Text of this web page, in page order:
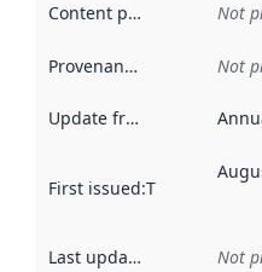
Content providers Not
Provenance Not
Update frequency
First issued:This date
Last updated Not